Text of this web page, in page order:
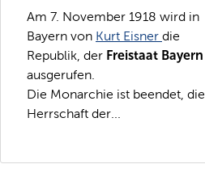
Am 7. November 1918 wird in
Bayern von Kurt Eisner die
Republik, der Freistaat Bayern
ausgerufen.
Die Monarchie ist beendet, die
Herrschaft der...